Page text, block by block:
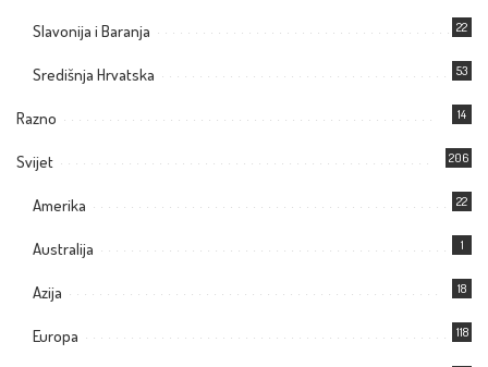
Slavonija i Baranja 22
Središnja Hrvatska 53
Razno 14
Svijet 206
Amerika 22
Australija 1
Azija 18
Europa 118